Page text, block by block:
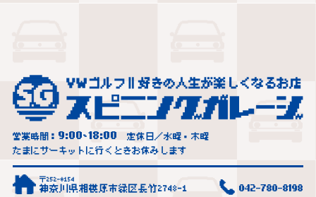
営業時間： 9:00~18:00
定休日／水曜・木曜
たまにサーキットに行くときお休みします
〒252-0154
神奈川県相模原市緑区長竹2748-1 042-780-8198